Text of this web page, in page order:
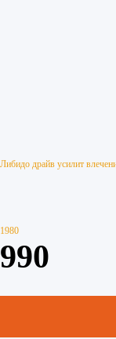
Либидо драйв усилит
1980
990